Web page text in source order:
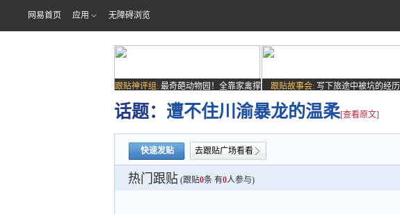
网易首页 应用 无障碍浏览
跟贴神评组: 最奇葩动物园！全靠家禽撑
场子
跟贴故事会: 写下旅途中被坑的经历
话题： 遭不住川渝暴龙的温柔[查看原文]
快速发贴 去跟贴广场看看
热门跟贴 (跟贴0条 有0人参与)